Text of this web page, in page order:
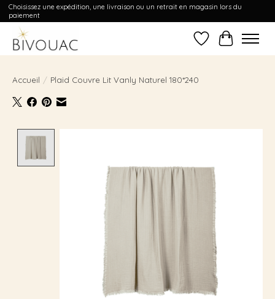
Choisissez une expédition, une livraison ou un retrait en magasin lors du
paiement
Liste dePanier
Accueil / Plaid Couvre Lit Vanly Naturel 180*240